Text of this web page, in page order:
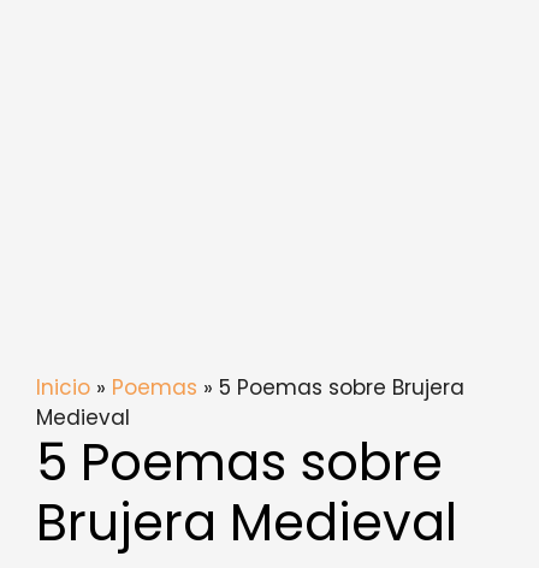
Inicio » Poemas » 5 Poemas sobre Brujera
Medieval
5 Poemas sobre
Brujera Medieval